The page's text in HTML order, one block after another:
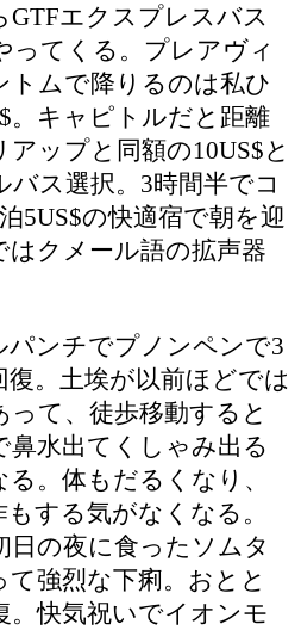
エクスプレスバス
ってくる。プレアヴィ
トムで降りるのは私ひ
。キャピトルだと距離
ップと同額の10US$と
ス選択。3時間半でコ
5US$の快適宿で朝を迎
はクメール語の拡声器
パンチでプノンペンで3
。土埃が以前ほどでは
て、徒歩移動すると
水出てくしゃみ出る
。体もだるくなり、
する気がなくなる。
の夜に食ったソムタ
強烈な下痢。おとと
。快気祝いでイオンモ